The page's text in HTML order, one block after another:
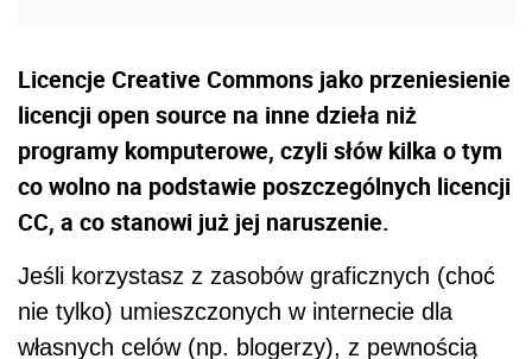
Licencje Creative Commons jako przeniesienie
licencji open source na inne dzieła niż
programy komputerowe, czyli słów kilka o tym
co wolno na podstawie poszczególnych licencji
CC, a co stanowi już jej naruszenie.
Jeśli korzystasz z zasobów graficznych (choć
nie tylko) umieszczonych w internecie dla
własnych celów (np. blogerzy), z pewnością